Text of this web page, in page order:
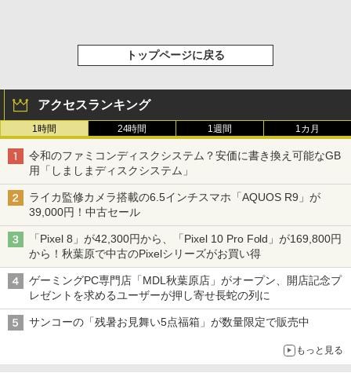
トップページに戻る
アクセスランキング
1時間 24時間 1週間 1カ月
令和のファミコンディスクシステム？安価に書き換え可能なGB
用「しましまディスクシステム」
ライカ監修カメラ搭載の6.5インチスマホ「AQUOS R9」が
39,000円！中古セール
「Pixel 8」が42,300円から、「Pixel 10 Pro Fold」が169,800円
から！秋葉原で中古のPixelシリーズがお買い得
ゲーミングPC専門店「MDL秋葉原店」がオープン、開店記念プ
レゼントを求めるユーザーが押し寄せ長蛇の列に
サンコーの「残暑お見舞い5点福箱」が数量限定で販売中
もっと見る